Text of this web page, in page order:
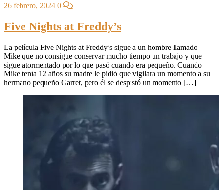
26 febrero, 2024 0
Five Nights at Freddy’s
La película Five Nights at Freddy’s sigue a un hombre llamado
Mike que no consigue conservar mucho tiempo un trabajo y que
sigue atormentado por lo que pasó cuando era pequeño. Cuando
Mike tenía 12 años su madre le pidió que vigilara un momento a su
hermano pequeño Garret, pero él se despistó un momento […]